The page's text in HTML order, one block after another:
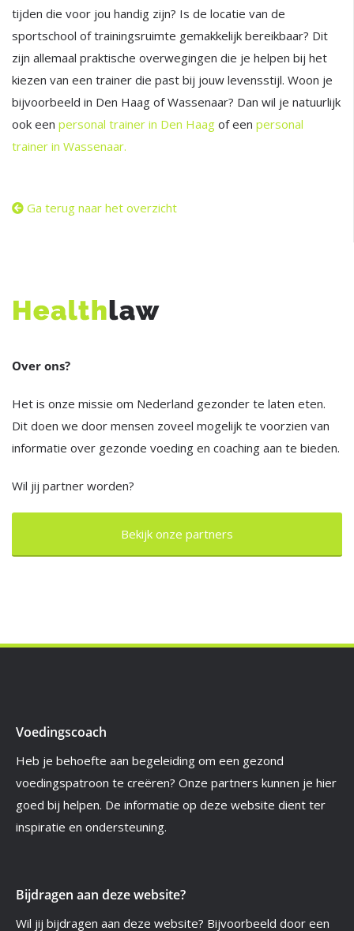
tijden die voor jou handig zijn? Is de locatie van de
sportschool of trainingsruimte gemakkelijk bereikbaar? Dit
zijn allemaal praktische overwegingen die je helpen bij het
kiezen van een trainer die past bij jouw levensstijl. Woon je
bijvoorbeeld in Den Haag of Wassenaar? Dan wil je natuurlijk
ook een personal trainer in Den Haag of een personal
trainer in Wassenaar.
Ga terug naar het overzicht
Over ons?
Het is onze missie om Nederland gezonder te laten eten.
Dit doen we door mensen zoveel mogelijk te voorzien van
informatie over gezonde voeding en coaching aan te bieden.
Wil jij partner worden?
Bekijk onze partners
Voedingscoach
Heb je behoefte aan begeleiding om een gezond
voedingspatroon te creëren? Onze partners kunnen je hier
goed bij helpen. De informatie op deze website dient ter
inspiratie en ondersteuning.
Bijdragen aan deze website?
Wil jij bijdragen aan deze website? Bijvoorbeeld door een